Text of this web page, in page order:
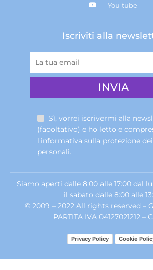
You tube
Iscriviti alla
Sì, vorrei iscrivermi alla
(facoltativo) e ho letto e
l'informativa sulla protezione
personali.
Siamo aperti dalle 8:00 alle 17:00 dal
il sabato dalle 8:00 alle
© 2009 – 2022 All rights reserved –
PARTITA IVA 04127021212 –
Privacy Policy Cookie